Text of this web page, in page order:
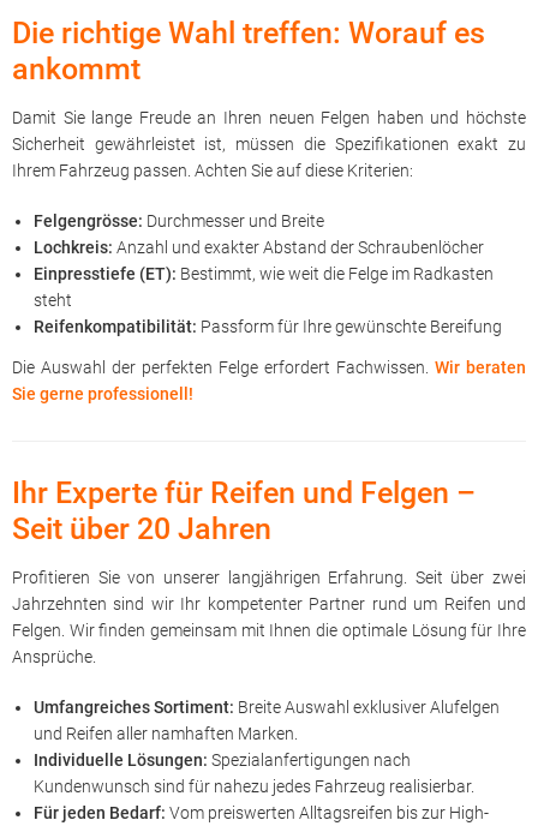
Die richtige Wahl treffen: Worauf es
ankommt
Damit Sie lange Freude an Ihren neuen Felgen haben und höchste
Sicherheit gewährleistet ist, müssen die Spezifikationen exakt zu
Ihrem Fahrzeug passen. Achten Sie auf diese Kriterien:
Felgengrösse: Durchmesser und Breite
Lochkreis: Anzahl und exakter Abstand der Schraubenlöcher
Einpresstiefe (ET): Bestimmt, wie weit die Felge im Radkasten
steht
Reifenkompatibilität: Passform für Ihre gewünschte Bereifung
Die Auswahl der perfekten Felge erfordert Fachwissen. Wir beraten
Sie gerne professionell!
Ihr Experte für Reifen und Felgen –
Seit über 20 Jahren
Profitieren Sie von unserer langjährigen Erfahrung. Seit über zwei
Jahrzehnten sind wir Ihr kompetenter Partner rund um Reifen und
Felgen. Wir finden gemeinsam mit Ihnen die optimale Lösung für Ihre
Ansprüche.
Umfangreiches Sortiment: Breite Auswahl exklusiver Alufelgen
und Reifen aller namhaften Marken.
Individuelle Lösungen: Spezialanfertigungen nach
Kundenwunsch sind für nahezu jedes Fahrzeug realisierbar.
Für jeden Bedarf: Vom preiswerten Alltagsreifen bis zur High-